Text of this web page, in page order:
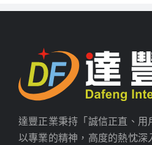
達豐正業秉持「誠信正直、用
以專業的精神，高度的熱忱深